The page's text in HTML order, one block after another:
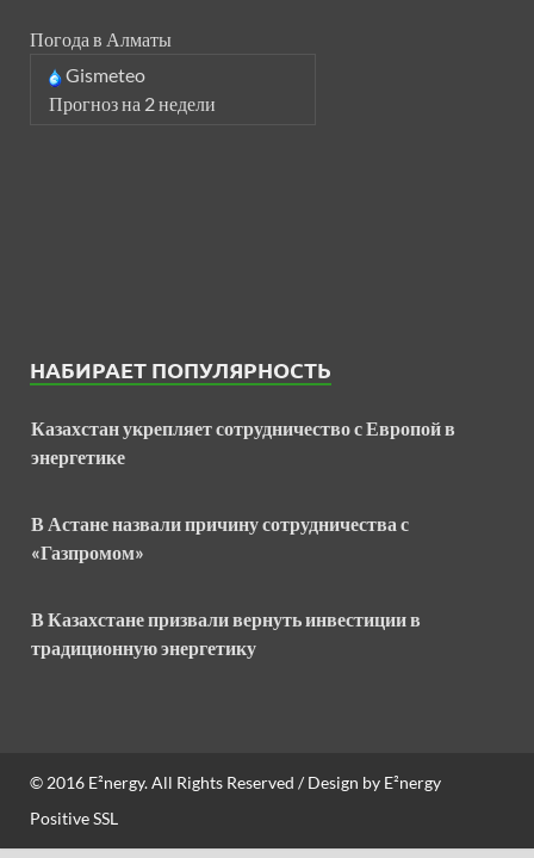
Погода в Алматы
Gismeteo
Прогноз на 2 недели
НАБИРАЕТ ПОПУЛЯРНОСТЬ
Казахстан укрепляет сотрудничество с Европой в
энергетике
В Астане назвали причину сотрудничества с
«Газпромом»
В Казахстане призвали вернуть инвестиции в
традиционную энергетику
© 2016 E²nergy. All Rights Reserved / Design by E²nergy
Positive SSL